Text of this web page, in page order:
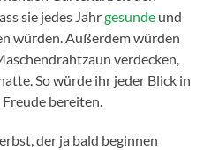
sie jedes Jahrgesunde und
würden. Außerdem würden
verdecken,
So würde ihr jeder Blick in
bereiten.
der ja bald beginnen